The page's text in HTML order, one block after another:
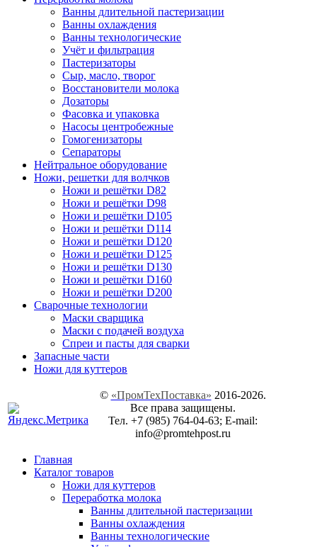
Ванны длительной пастеризации
Ванны охлаждения
Ванны технологические
Учёт и фильтрация
Пастеризаторы
Сыр, масло, творог
Восстановители молока
Дозаторы
Фасовка и упаковка
Насосы центробежные
Гомогенизаторы
Сепараторы
Нейтральное оборудование
Ножи, решетки для волчков
Ножи и решётки D82
Ножи и решётки D98
Ножи и решётки D105
Ножи и решётки D114
Ножи и решётки D120
Ножи и решётки D125
Ножи и решётки D130
Ножи и решётки D160
Ножи и решётки D200
Сварочные технологии
Маски сварщика
Маски с подачей воздуха
Спреи и пасты для сварки
Запасные части
Ножи для куттеров
© «ПромТехПоставка» 2016-2026.
Все права защищены.
Тел. +7 (985) 764-04-63; E-mail:
info@promtehpost.ru
Главная
Каталог товаров
Ножи для куттеров
Переработка молока
Ванны длительной пастеризации
Ванны охлаждения
Ванны технологические